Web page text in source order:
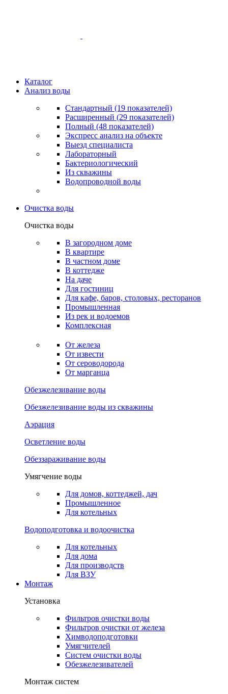
Каталог
Анализ воды
Стандартный (19 показателей)
Расширенный (29 показателей)
Полный (48 показателей)
Экспресс анализ на объекте
Выезд специалиста
Лабораторный
Бактериологический
Из скважины
Водопроводной воды
Очистка воды
Очистка воды
В загородном доме
В квартире
В частном доме
В коттедже
На даче
Для гостиниц
Для кафе, баров, столовых, ресторанов
Промышленная
Из рек и водоемов
Комплексная
От железа
От извести
От сероводорода
От марганца
Обезжелезивание воды
Обезжелезивание воды из скважины
Аэрация
Осветление воды
Обеззараживание воды
Умягчение воды
Для домов, коттеджей, дач
Промышленное
Для котельных
Водоподготовка и водоочистка
Для котельных
Для дома
Для производств
Для ВЗУ
Монтаж
Установка
Фильтров очистки воды
Фильтров очистки от железа
Химводоподготовки
Умягчителей
Систем очистки воды
Обезжелезивателей
Монтаж систем